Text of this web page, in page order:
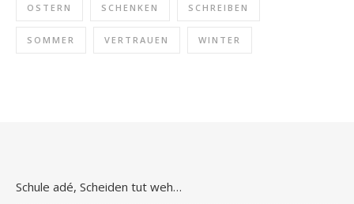
OSTERN SCHENKEN SCHREIBEN
SOMMER VERTRAUEN WINTER
Schule adé, Scheiden tut weh…